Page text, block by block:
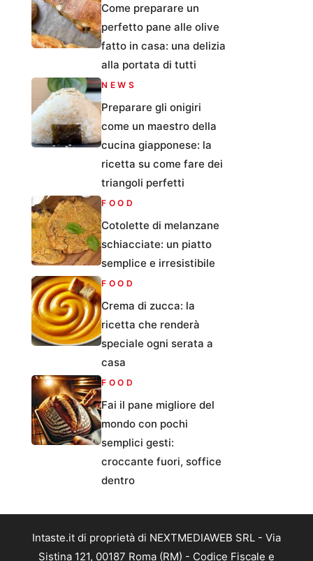
Come preparare un
perfetto pane alle olive
fatto in casa: una delizia
alla portata di tutti
NEWS
Preparare gli onigiri
come un maestro della
cucina giapponese: la
ricetta su come fare dei
triangoli perfetti
FOOD
Cotolette di melanzane
schiacciate: un piatto
semplice e irresistibile
FOOD
Crema di zucca: la
ricetta che renderà
speciale ogni serata a
casa
FOOD
Fai il pane migliore del
mondo con pochi
semplici gesti:
croccante fuori, soffice
dentro
Intaste.it di proprietà di NEXTMEDIAWEB SRL - Via
Sistina 121, 00187 Roma (RM) - Codice Fiscale e